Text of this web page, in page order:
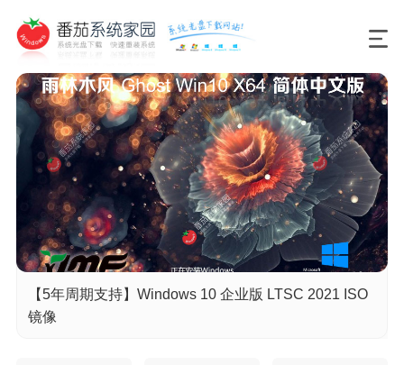
【5年周期支持】Windows 10 企业版 LTSC 2021 ISO
镜像